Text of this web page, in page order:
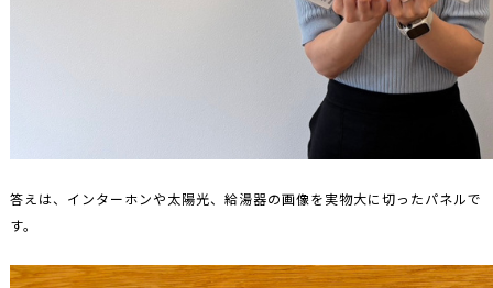
答えは、インターホンや太陽光、給湯器の画像を実物大に切ったパネルで
す。